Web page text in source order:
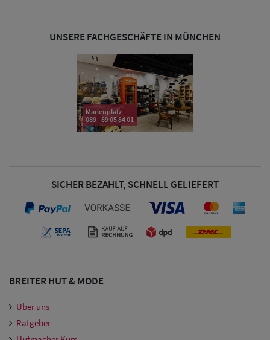
Damen
Snapback Caps
Damen Caps
Großgrößen
UNSERE FACHGESCHÄFTE IN MÜNCHEN
Marienplatz
089 - 89 05 84 01
SICHER BEZAHLT, SCHNELL GELIEFERT
BREITER HUT & MODE
Über uns
Ratgeber